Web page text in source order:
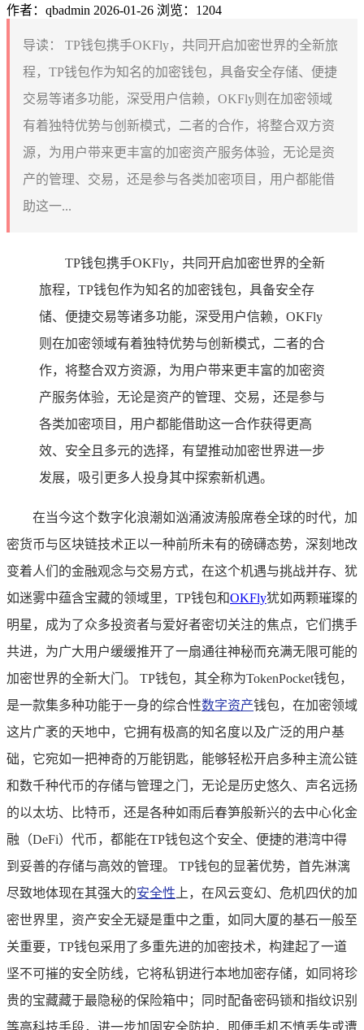
作者：qbadmin 2026-01-26 浏览：1204
导读：
TP钱包携手OKFly，共同开启加密世界的全新旅
程，TP钱包作为知名的加密钱包，具备安全存储、便捷
交易等诸多功能，深受用户信赖，OKFly则在加密领域
有着独特优势与创新模式，二者的合作，将整合双方资
源，为用户带来更丰富的加密资产服务体验，无论是资
产的管理、交易，还是参与各类加密项目，用户都能借
助这一...
TP钱包携手OKFly，共同开启加密世界的全新
旅程，TP钱包作为知名的加密钱包，具备安全存
储、便捷交易等诸多功能，深受用户信赖，OKFly
则在加密领域有着独特优势与创新模式，二者的合
作，将整合双方资源，为用户带来更丰富的加密资
产服务体验，无论是资产的管理、交易，还是参与
各类加密项目，用户都能借助这一合作获得更高
效、安全且多元的选择，有望推动加密世界进一步
发展，吸引更多人投身其中探索新机遇。
在当今这个数字化浪潮如汹涌波涛般席卷全球的时代，加
密货币与区块链技术正以一种前所未有的磅礴态势，深刻地改
变着人们的金融观念与交易方式，在这个机遇与挑战并存、犹
如迷雾中蕴含宝藏的领域里，TP钱包和OKFly犹如两颗璀璨的
明星，成为了众多投资者与爱好者密切关注的焦点，它们携手
共进，为广大用户缓缓推开了一扇通往神秘而充满无限可能的
加密世界的全新大门。 TP钱包，其全称为TokenPocket钱包，
是一款集多种功能于一身的综合性数字资产钱包，在加密领域
这片广袤的天地中，它拥有极高的知名度以及广泛的用户基
础，它宛如一把神奇的万能钥匙，能够轻松开启多种主流公链
和数千种代币的存储与管理之门，无论是历史悠久、声名远扬
的以太坊、比特币，还是各种如雨后春笋般新兴的去中心化金
融（DeFi）代币，都能在TP钱包这个安全、便捷的港湾中得
到妥善的存储与高效的管理。 TP钱包的显著优势，首先淋漓
尽致地体现在其强大的安全性 上，在风云变幻、危机四伏的加
密世界里，资产安全无疑是重中之重，如同大厦的基石一般至
关重要，TP钱包采用了多重先进的加密技术，构建起了一道
坚不可摧的安全防线，它将私钥进行本地加密存储，如同将珍
贵的宝藏藏于最隐秘的保险箱中；同时配备密码锁和指纹识别
等高科技手段，进一步加固安全防护，即便手机不慎丢失或遭